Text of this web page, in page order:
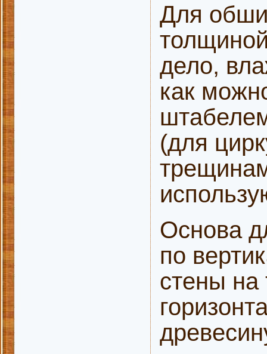
Для
дело,
как
(для
Основа
по
стены на